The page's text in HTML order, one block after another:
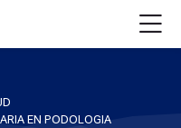
EN PODOLOGÍA